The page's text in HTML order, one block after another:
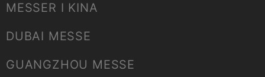
MESSER I KINA
DUBAI MESSE
GUANGZHOU MESSE